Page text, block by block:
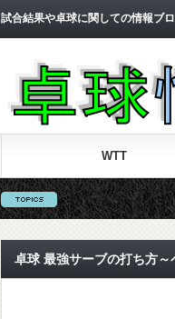
試合結果や卓球に関しての情報ブ
WTT
卓球 最強サーブの打ち方～